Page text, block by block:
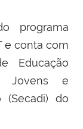
programa
e conta com
Educação
Jovens e
(Secadi) do